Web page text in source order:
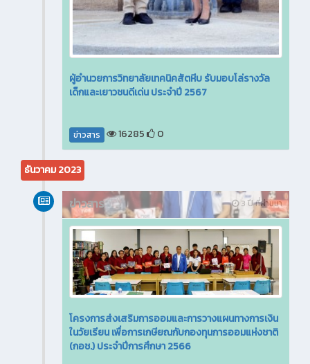
ผู้อำนวยการวิทยาลัยเทคนิคสัตหีบ รับมอบโล่รางวัล
เด็กและเยาวชนดีเด่น ประจำปี 2567
ข่าวสาร 16285 0
ธันวาคม 2023
3 ปี ที่ผ่านมา
ข่าวสาร
โครงการส่งเสริมการออมและการวางแผนทางการเงิน
ในวัยเรียน เพื่อการเกษียณกับกองทุนการออมแห่งชาติ
(กอช.) ประจำปีการศึกษา 2566